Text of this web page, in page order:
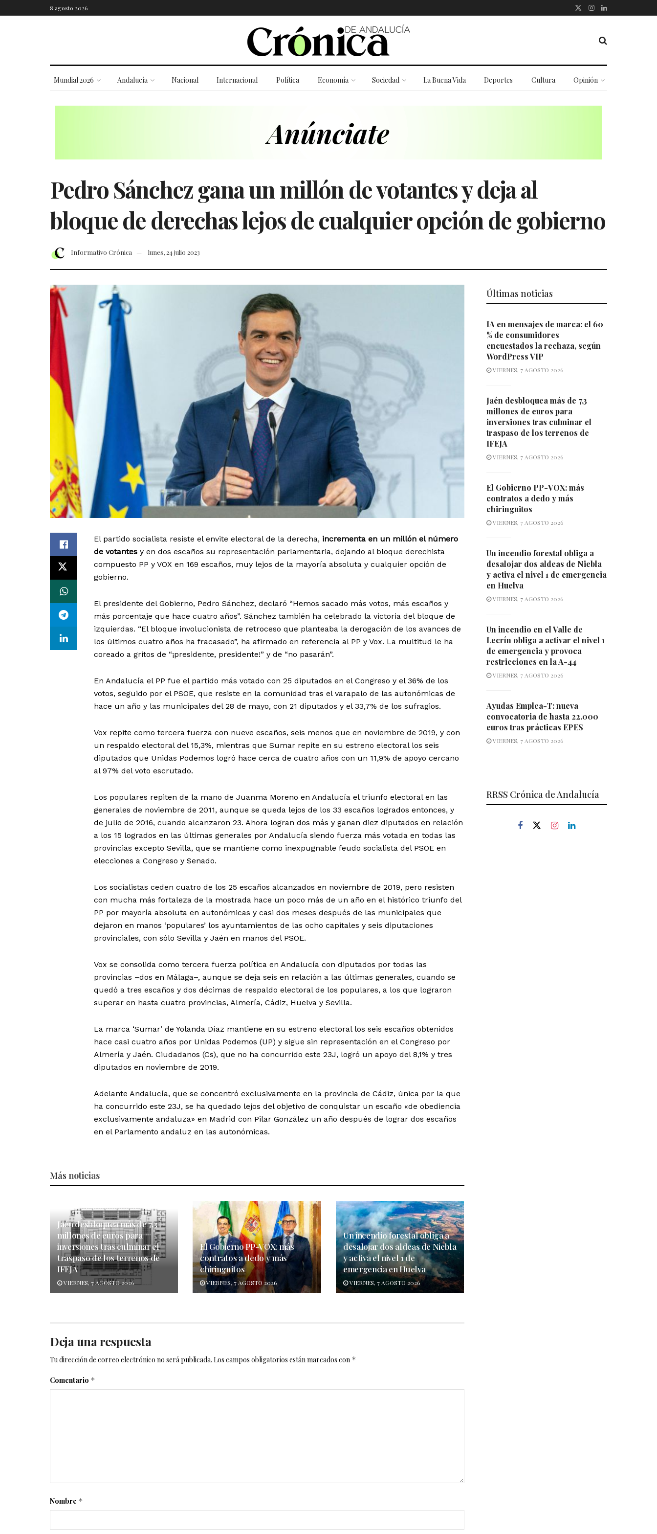
8 agosto 2026
Mundial 2026 Andalucía Nacional Internacional Política Economía Sociedad La Buena Vida Deportes Cultura Opinión
Pedro Sánchez gana un millón de votantes y deja al
bloque de derechas lejos de cualquier opción de gobierno
Informativo Crónica lunes, 24 julio 2023
El partido socialista resiste el envite electoral de la derecha, incrementa en un millón el número
de votantes y en dos escaños su representación parlamentaria, dejando al bloque derechista
compuesto PP y VOX en 169 escaños, muy lejos de la mayoría absoluta y cualquier opción de
gobierno.
El presidente del Gobierno, Pedro Sánchez, declaró “Hemos sacado más votos, más escaños y
más porcentaje que hace cuatro años”. Sánchez también ha celebrado la victoria del bloque de
izquierdas. “El bloque involucionista de retroceso que planteaba la derogación de los avances de
los últimos cuatro años ha fracasado”, ha afirmado en referencia al PP y Vox. La multitud le ha
coreado a gritos de “¡presidente, presidente!” y de “no pasarán”.
En Andalucía el PP fue el partido más votado con 25 diputados en el Congreso y el 36% de los
votos, seguido por el PSOE, que resiste en la comunidad tras el varapalo de las autonómicas de
hace un año y las municipales del 28 de mayo, con 21 diputados y el 33,7% de los sufragios.
Vox repite como tercera fuerza con nueve escaños, seis menos que en noviembre de 2019, y con
un respaldo electoral del 15,3%, mientras que Sumar repite en su estreno electoral los seis
diputados que Unidas Podemos logró hace cerca de cuatro años con un 11,9% de apoyo cercano
al 97% del voto escrutado.
Los populares repiten de la mano de Juanma Moreno en Andalucía el triunfo electoral en las
generales de noviembre de 2011, aunque se queda lejos de los 33 escaños logrados entonces, y
de julio de 2016, cuando alcanzaron 23. Ahora logran dos más y ganan diez diputados en relación
a los 15 logrados en las últimas generales por Andalucía siendo fuerza más votada en todas las
provincias excepto Sevilla, que se mantiene como inexpugnable feudo socialista del PSOE en
elecciones a Congreso y Senado.
Los socialistas ceden cuatro de los 25 escaños alcanzados en noviembre de 2019, pero resisten
con mucha más fortaleza de la mostrada hace un poco más de un año en el histórico triunfo del
PP por mayoría absoluta en autonómicas y casi dos meses después de las municipales que
dejaron en manos ‘populares’ los ayuntamientos de las ocho capitales y seis diputaciones
provinciales, con sólo Sevilla y Jaén en manos del PSOE.
Vox se consolida como tercera fuerza política en Andalucía con diputados por todas las
provincias –dos en Málaga–, aunque se deja seis en relación a las últimas generales, cuando se
quedó a tres escaños y dos décimas de respaldo electoral de los populares, a los que lograron
superar en hasta cuatro provincias, Almería, Cádiz, Huelva y Sevilla.
La marca ‘Sumar’ de Yolanda Díaz mantiene en su estreno electoral los seis escaños obtenidos
hace casi cuatro años por Unidas Podemos (UP) y sigue sin representación en el Congreso por
Almería y Jaén. Ciudadanos (Cs), que no ha concurrido este 23J, logró un apoyo del 8,1% y tres
diputados en noviembre de 2019.
Adelante Andalucía, que se concentró exclusivamente en la provincia de Cádiz, única por la que
ha concurrido este 23J, se ha quedado lejos del objetivo de conquistar un escaño «de obediencia
exclusivamente andaluza» en Madrid con Pilar González un año después de lograr dos escaños
en el Parlamento andaluz en las autonómicas.
Más noticias
Jaén desbloquea más de 7,3
millones de euros para
inversiones tras culminar el
traspaso de los terrenos de
IFEJA
VIERNES, 7 AGOSTO 2026
El Gobierno PP-VOX: más
contratos a dedo y más
chiringuitos
VIERNES, 7 AGOSTO 2026
Un incendio forestal obliga a
desalojar dos aldeas de Niebla
y activa el nivel 1 de
emergencia en Huelva
VIERNES, 7 AGOSTO 2026
Deja una respuesta
Tu dirección de correo electrónico no será publicada. Los campos obligatorios están marcados con *
Comentario *
Nombre *
Últimas noticias
IA en mensajes de marca: el 60
% de consumidores
encuestados la rechaza, según
WordPress VIP
VIERNES, 7 AGOSTO 2026
Jaén desbloquea más de 7,3
millones de euros para
inversiones tras culminar el
traspaso de los terrenos de
IFEJA
VIERNES, 7 AGOSTO 2026
El Gobierno PP-VOX: más
contratos a dedo y más
chiringuitos
VIERNES, 7 AGOSTO 2026
Un incendio forestal obliga a
desalojar dos aldeas de Niebla
y activa el nivel 1 de emergencia
en Huelva
VIERNES, 7 AGOSTO 2026
Un incendio en el Valle de
Lecrín obliga a activar el nivel 1
de emergencia y provoca
restricciones en la A-44
VIERNES, 7 AGOSTO 2026
Ayudas Emplea-T: nueva
convocatoria de hasta 22.000
euros tras prácticas EPES
VIERNES, 7 AGOSTO 2026
RRSS Crónica de Andalucía